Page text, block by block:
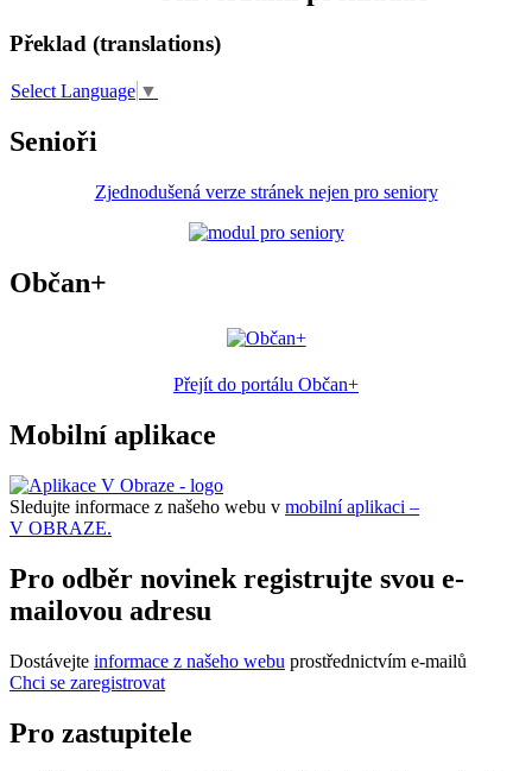
Překlad (translations)
Select Language ▼
Senioři
Zjednodušená verze stránek nejen pro seniory
Občan+
Přejít do portálu Občan+
Mobilní aplikace
Sledujte informace z našeho webu v mobilní aplikaci –
V OBRAZE.
Pro odběr novinek registrujte svou e-
mailovou adresu
Dostávejte informace z našeho webu prostřednictvím e-mailů
Chci se zaregistrovat
Pro zastupitele